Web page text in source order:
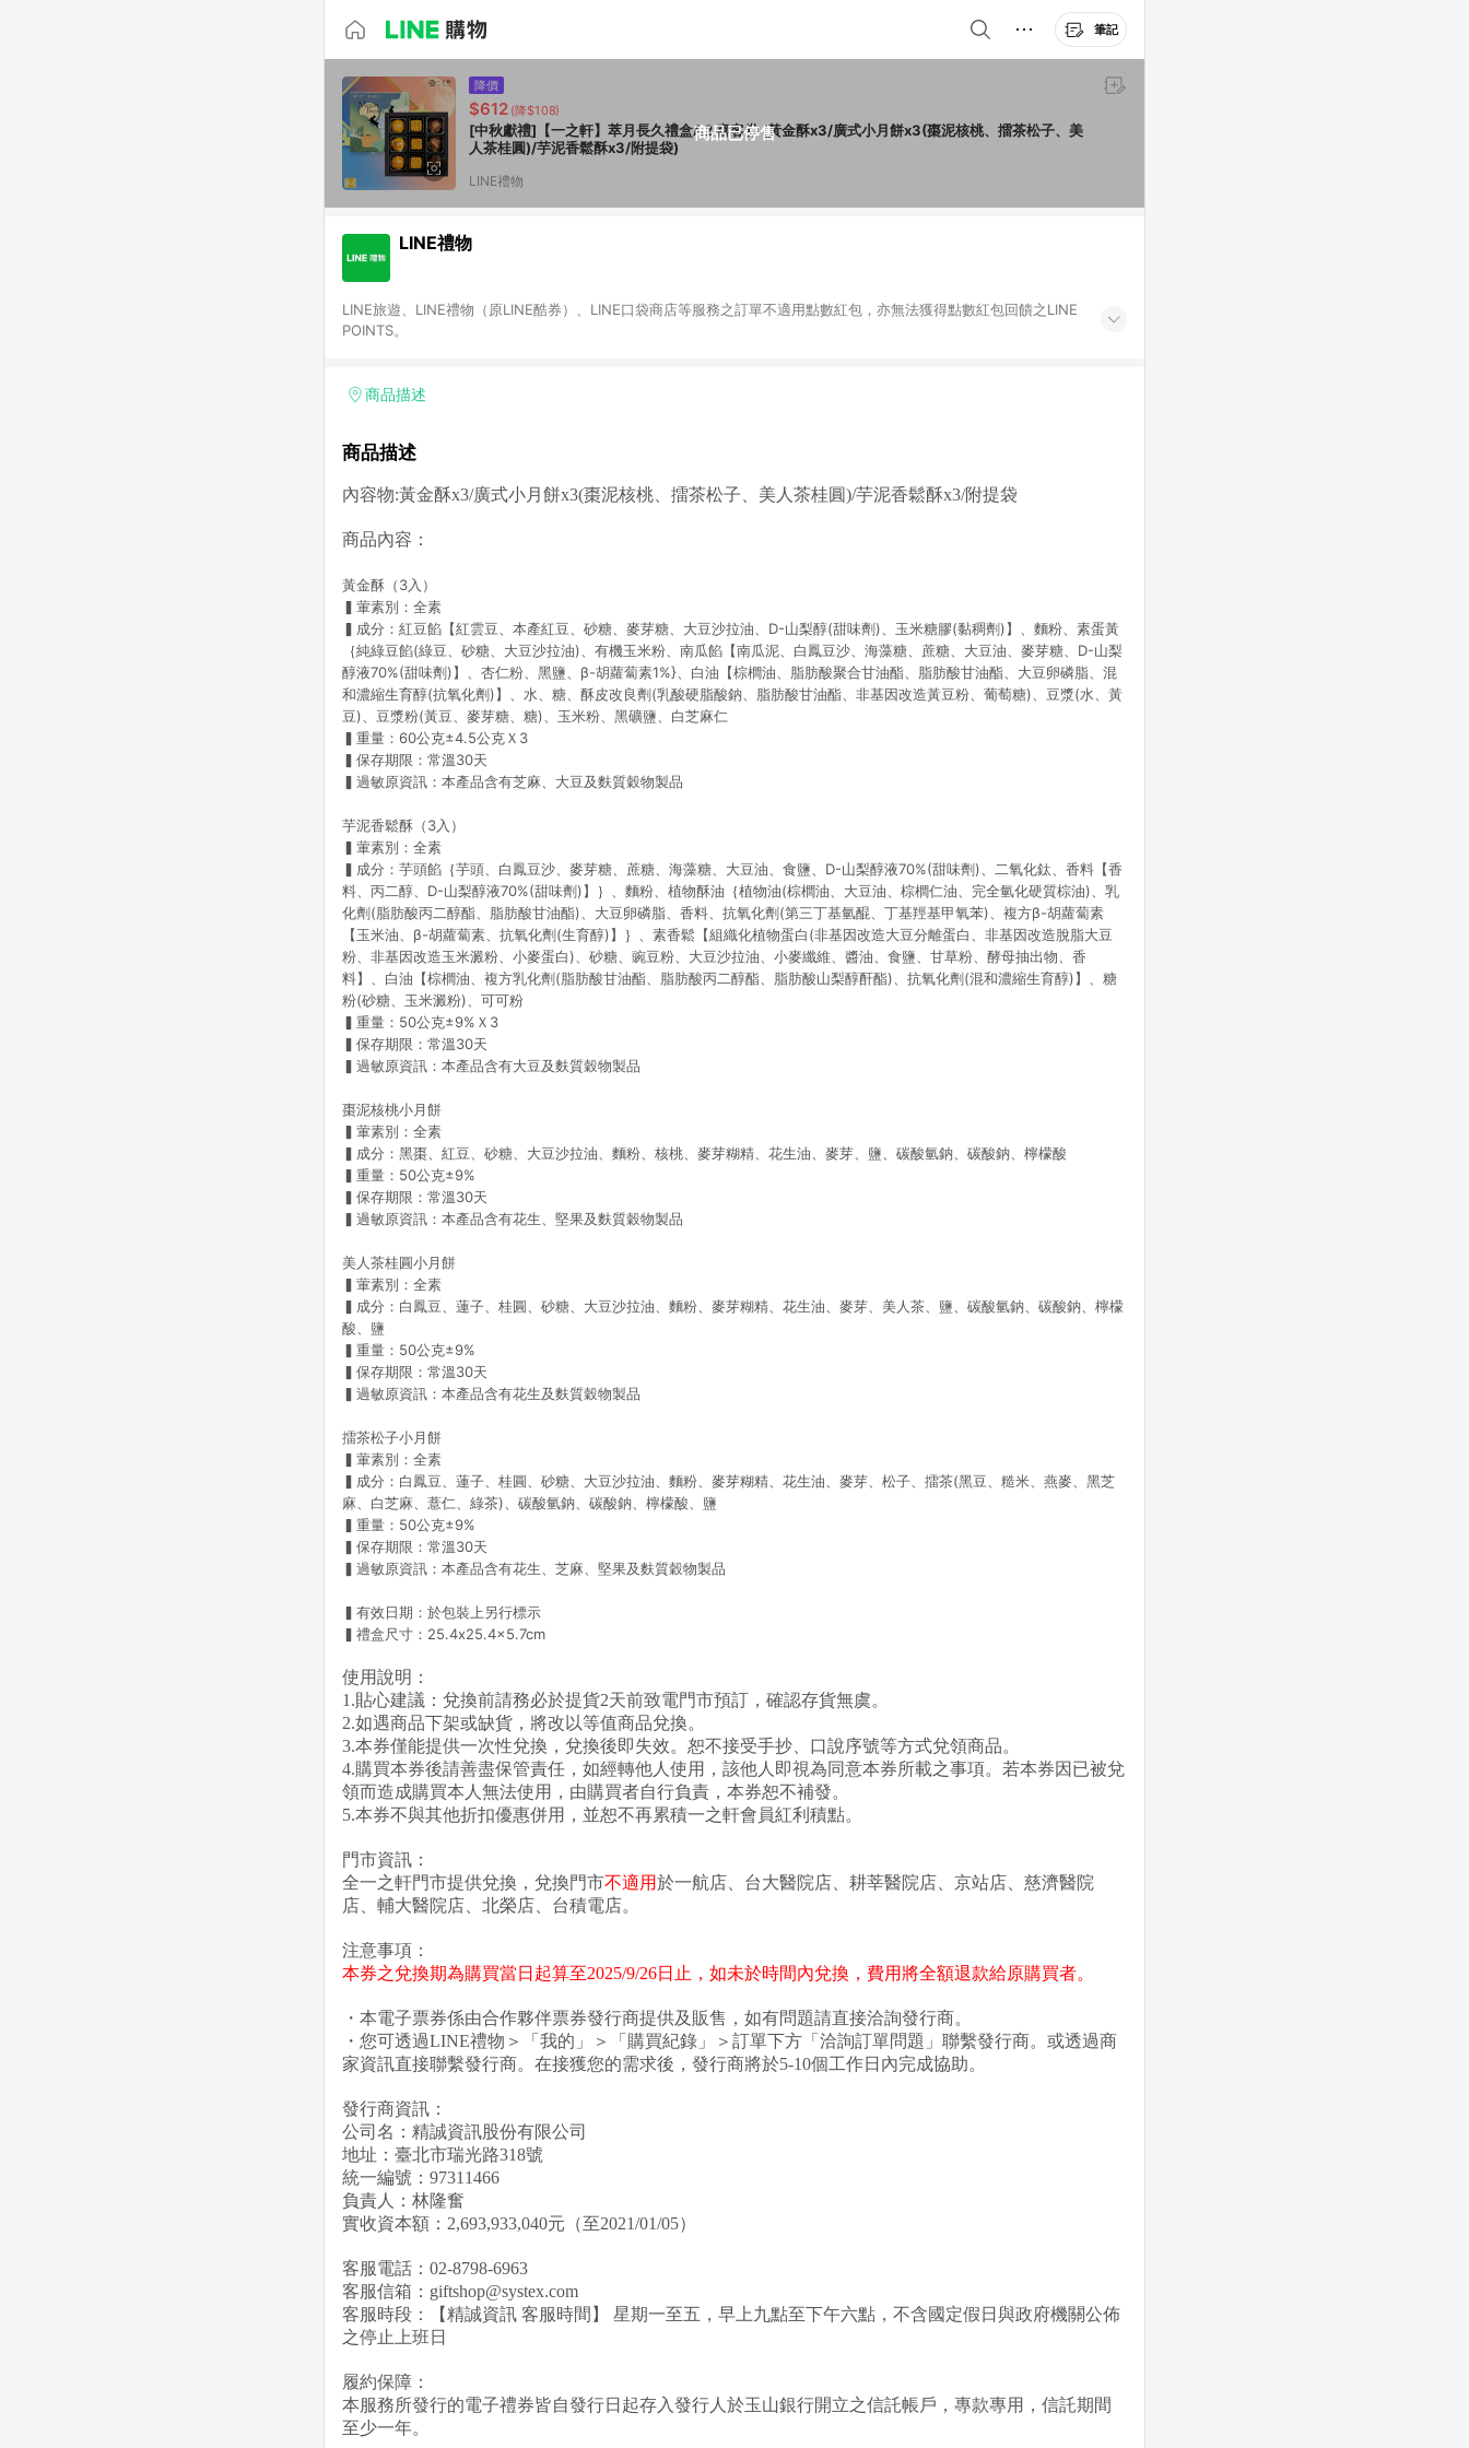
筆記
商品已停售
降價
$612 (降$108)
[中秋獻禮]【一之軒】萃月長久禮盒A2 喜客券 (黃金酥x3/廣式小月餅x3(棗泥核桃、擂茶松子、美
人茶桂圓)/芋泥香鬆酥x3/附提袋)
LINE禮物
LINE禮物
LINE旅遊、LINE禮物（原LINE酷券）、LINE口袋商店等服務之訂單不適用點數紅包，亦無法獲得點數紅包回饋之LINE
POINTS。
商品描述
商品描述
內容物:黃金酥x3/廣式小月餅x3(棗泥核桃、擂茶松子、美人茶桂圓)/芋泥香鬆酥x3/附提袋
商品內容：
黃金酥（3入）
▍葷素別：全素
▍成分：紅豆餡【紅雲豆、本產紅豆、砂糖、麥芽糖、大豆沙拉油、D-山梨醇(甜味劑)、玉米糖膠(黏稠劑)】、麵粉、素蛋黃
｛純綠豆餡(綠豆、砂糖、大豆沙拉油)、有機玉米粉、南瓜餡【南瓜泥、白鳳豆沙、海藻糖、蔗糖、大豆油、麥芽糖、D-山梨
醇液70%(甜味劑)】、杏仁粉、黑鹽、β-胡蘿蔔素1%}、白油【棕櫚油、脂肪酸聚合甘油酯、脂肪酸甘油酯、大豆卵磷脂、混
和濃縮生育醇(抗氧化劑)】、水、糖、酥皮改良劑(乳酸硬脂酸鈉、脂肪酸甘油酯、非基因改造黃豆粉、葡萄糖)、豆漿(水、黃
豆)、豆漿粉(黃豆、麥芽糖、糖)、玉米粉、黑礦鹽、白芝麻仁
▍重量：60公克±4.5公克Ｘ3
▍保存期限：常溫30天
▍過敏原資訊：本產品含有芝麻、大豆及麩質穀物製品
芋泥香鬆酥（3入）
▍葷素別：全素
▍成分：芋頭餡｛芋頭、白鳳豆沙、麥芽糖、蔗糖、海藻糖、大豆油、食鹽、D-山梨醇液70%(甜味劑)、二氧化鈦、香料【香
料、丙二醇、D-山梨醇液70%(甜味劑)】｝、麵粉、植物酥油｛植物油(棕櫚油、大豆油、棕櫚仁油、完全氫化硬質棕油)、乳
化劑(脂肪酸丙二醇酯、脂肪酸甘油酯)、大豆卵磷脂、香料、抗氧化劑(第三丁基氫醌、丁基羥基甲氧苯)、複方β-胡蘿蔔素
【玉米油、β-胡蘿蔔素、抗氧化劑(生育醇)】｝、素香鬆【組織化植物蛋白(非基因改造大豆分離蛋白、非基因改造脫脂大豆
粉、非基因改造玉米澱粉、小麥蛋白)、砂糖、豌豆粉、大豆沙拉油、小麥纖維、醬油、食鹽、甘草粉、酵母抽出物、香
料】、白油【棕櫚油、複方乳化劑(脂肪酸甘油酯、脂肪酸丙二醇酯、脂肪酸山梨醇酐酯)、抗氧化劑(混和濃縮生育醇)】、糖
粉(砂糖、玉米澱粉)、可可粉
▍重量：50公克±9%Ｘ3
▍保存期限：常溫30天
▍過敏原資訊：本產品含有大豆及麩質穀物製品
棗泥核桃小月餅
▍葷素別：全素
▍成分：黑棗、紅豆、砂糖、大豆沙拉油、麵粉、核桃、麥芽糊精、花生油、麥芽、鹽、碳酸氫鈉、碳酸鈉、檸檬酸
▍重量：50公克±9%
▍保存期限：常溫30天
▍過敏原資訊：本產品含有花生、堅果及麩質穀物製品
美人茶桂圓小月餅
▍葷素別：全素
▍成分：白鳳豆、蓮子、桂圓、砂糖、大豆沙拉油、麵粉、麥芽糊精、花生油、麥芽、美人茶、鹽、碳酸氫鈉、碳酸鈉、檸檬
酸、鹽
▍重量：50公克±9%
▍保存期限：常溫30天
▍過敏原資訊：本產品含有花生及麩質穀物製品
擂茶松子小月餅
▍葷素別：全素
▍成分：白鳳豆、蓮子、桂圓、砂糖、大豆沙拉油、麵粉、麥芽糊精、花生油、麥芽、松子、擂茶(黑豆、糙米、燕麥、黑芝
麻、白芝麻、薏仁、綠茶)、碳酸氫鈉、碳酸鈉、檸檬酸、鹽
▍重量：50公克±9%
▍保存期限：常溫30天
▍過敏原資訊：本產品含有花生、芝麻、堅果及麩質穀物製品
▍有效日期：於包裝上另行標示
▍禮盒尺寸：25.4x25.4x5.7cm
使用說明：
1.貼心建議：兌換前請務必於提貨2天前致電門市預訂，確認存貨無虞。
2.如遇商品下架或缺貨，將改以等值商品兌換。
3.本券僅能提供一次性兌換，兌換後即失效。恕不接受手抄、口說序號等方式兌領商品。
4.購買本券後請善盡保管責任，如經轉他人使用，該他人即視為同意本券所載之事項。若本券因已被兌
領而造成購買本人無法使用，由購買者自行負責，本券恕不補發。
5.本券不與其他折扣優惠併用，並恕不再累積一之軒會員紅利積點。
門市資訊：
全一之軒門市提供兌換，兌換門市不適用於一航店、台大醫院店、耕莘醫院店、京站店、慈濟醫院
店、輔大醫院店、北榮店、台積電店。
注意事項：
本券之兌換期為購買當日起算至2025/9/26日 止 ，如未於時間內兌換，費用將全額退款給原購買者。
・本電子票券係由合作夥伴票券發行商提供及販售，如有問題請直接洽詢發行商。
・您可透過LINE禮物＞「我的」＞「購買紀錄」＞訂單下方「洽詢訂單問題」聯繫發行商。或透過商
家資訊直接聯繫發行商。在接獲您的需求後，發行商將於5-10個工作日內完成協助。
發行商資訊：
公司名：精誠資訊股份有限公司
地址：臺北市瑞光路318號
統一編號：97311466
負責人：林隆奮
實收資本額：2,693,933,040元（至2021/01/05）
客服電話：02-8798-6963
客服信箱：giftshop@systex.com
客服時段：【精誠資訊 客服時間】 星期一至五，早上九點至下午六點，不含國定假日與政府機關公佈
之停止上班日
履約保障：
本服務所發行的電子禮券皆自發行日起存入發行人於玉山銀行開立之信託帳戶，專款專用，信託期間
至少一年。